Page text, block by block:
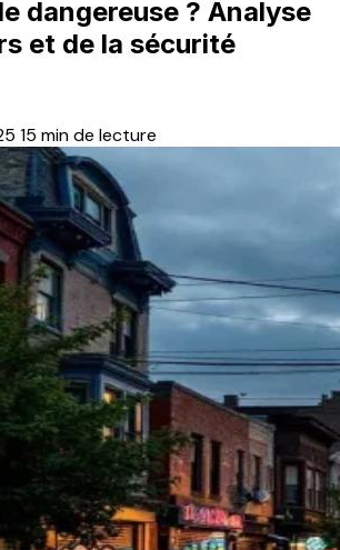
dangereuse ? Analyse
et de la sécurité
15 min de lecture